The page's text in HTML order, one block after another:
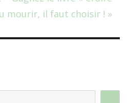
mourir, il faut choisir ! »